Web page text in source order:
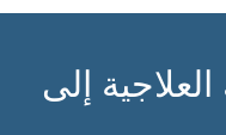
إلى